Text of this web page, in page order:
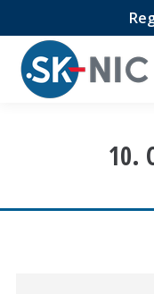
10.